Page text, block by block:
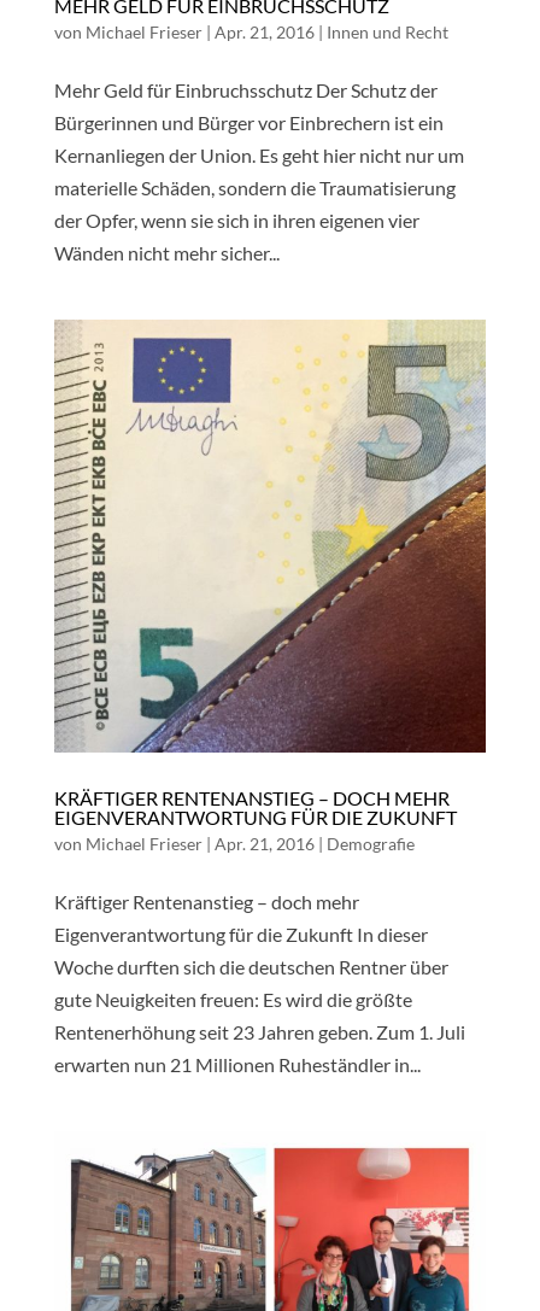
MEHR GELD FÜR EINBRUCHSSCHUTZ
von Michael Frieser| Apr. 21, 2016| Innen und Recht
Mehr Geld für Einbruchsschutz Der Schutz der
Bürgerinnen und Bürger vor Einbrechern ist ein
Kernanliegen der Union. Es geht hier nicht nur um
materielle Schäden, sondern die Traumatisierung
der Opfer, wenn sie sich in ihren eigenen vier
Wänden nicht mehr sicher...
KRÄFTIGER RENTENANSTIEG – DOCH MEHR
EIGENVERANTWORTUNG FÜR DIE ZUKUNFT
von Michael Frieser| Apr. 21, 2016| Demografie
Kräftiger Rentenanstieg – doch mehr
Eigenverantwortung für die Zukunft In dieser
Woche durften sich die deutschen Rentner über
gute Neuigkeiten freuen: Es wird die größte
Rentenerhöhung seit 23 Jahren geben. Zum 1. Juli
erwarten nun 21 Millionen Ruheständler in...